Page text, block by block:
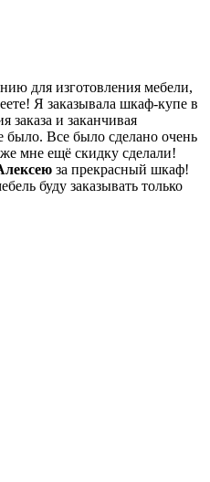
для изготовления мебели,
Я заказывала шкаф-купе в
заказа и заканчивая
Все было сделано очень
мне ещё скидку сделали!
за прекрасный шкаф!
буду заказывать только